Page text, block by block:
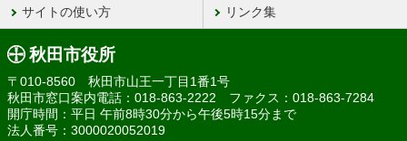
サイトの使い方 リンク集
秋田市役所
〒010-8560 秋田市山王一丁目1番1号
秋田市窓口案内電話：018-863-2222 ファクス：018-863-7284
開庁時間：平日 午前8時30分から午後5時15分まで
法人番号：3000020052019